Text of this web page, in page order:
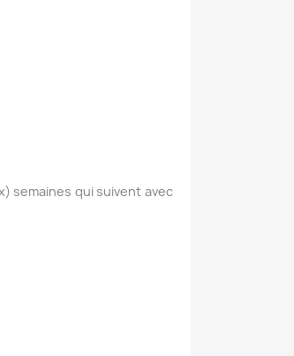
semaines qui suivent avec